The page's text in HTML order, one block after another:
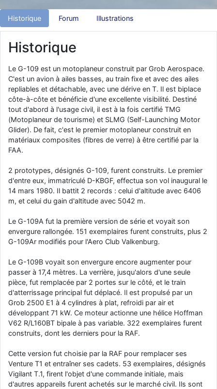
d9pouces: mais tu peux tenter l'un des rares lycées militaires
d9pouces: C'est plutôt après le lycée, voire après une prépa
yaellerigolow: bonjour a tous je suis un élève de première
passionnée par l'aviation militaire , pourrais je savoir que faire après
le lycée pour s'orienter et pouvoir devenir officier de l'armée de l'air?
d9pouces: lesquels, par exemple ?
mahmoud : bonsoir, très instructif ce site .mais nous aimerions avoir
les photo des anciens appareils de l'armée de l'air de la haute -volta
d9pouces
d9pouces: En espérant n’avoir coupé les accessoires de personne
au passage !
d9pouces: j'ai trouvé un palliatif un peu violent, mais ça devrait aller
: cette fois, c'est le Brésil et Singapour qui mettent le site
par terre
d9pouces : Désolé ! Mon filtrage a été un peu trop violent
manifestement
tout voir
Historique Forum Illustrations
Historique
Le G-109 est un motoplaneur construit par Grob Aerospace.
C'est un avion à ailes basses, au train fixe et avec des ailes
repliables et détachable, avec une dérive en T. Il est biplace
côte-à-côte et bénéficie d'une excellente visibilité. Destiné
tout d'abord à l'usage civil, il est à la fois certifié TMG
(Motoplaneur de tourisme) et SLMG (Self-Launching Motor
Glider). De fait, c'est le premier motoplaneur construit en
matériaux composites (fibres de verre) à être certifié par la
FAA.
2 prototypes, désignés G-109, furent construits. Le premier
d'entre eux, immatriculé D-KBGF, effectua son vol inaugural le
14 mars 1980. Il battit 2 records : celui d'altitude avec 6406
m, et celui du gain d'altitude avec 5042 m.
Le G-109A fut la première version de série et voyait son
envergure rallongée. 151 exemplaires furent construits, plus 2
G-109Ar modifiés pour l'Aero Club Valkenburg.
Le G-109B voyait son envergure encore augmenter pour
passer à 17,4 mètres. La verrière, jusqu'alors d'une seule
pièce, fut remplacée par 2 portes sur le côté, et le train
d'atterrissage principal fut déplacé. Il est propulsé par un
Grob 2500 E1 à 4 cylindres à plat, refroidi par air et
développant 71 kW. Ce moteur actionne une hélice Hoffman
V62 R/L160BT bipale à pas variable. 322 exemplaires furent
construits, dont les derniers pour la RAF.
Cette version fut choisie par la RAF pour remplacer ses
Venture T1 et entraîner ses cadets. 53 exemplaires, désignés
Vigilant T.1, firent l'objet d'une commande initiale, mais
d'autres appareils furent achetés sur le marché civil. Ils sont